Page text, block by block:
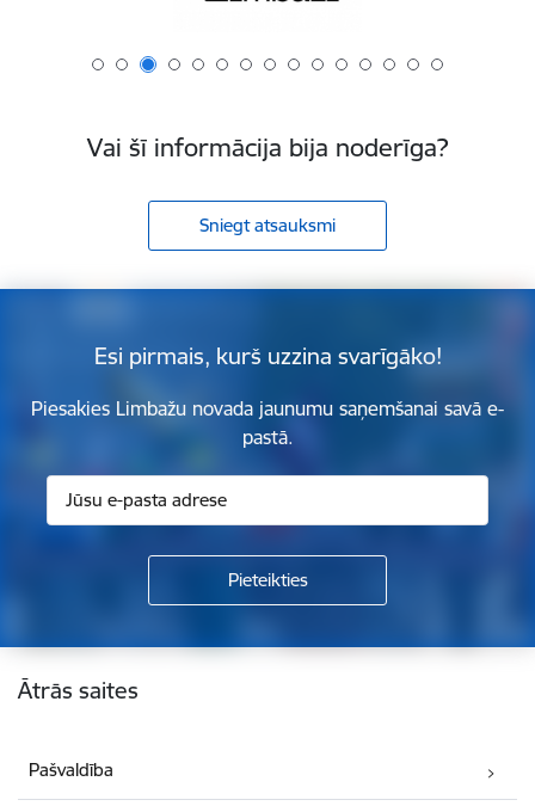
Vai šī informācija bija noderīga?
Sniegt atsauksmi
Esi pirmais, kurš uzzina svarīgāko!
Piesakies Limbažu novada jaunumu saņemšanai savā e-
pastā.
Kājene
Ātrās saites
Pašvaldība